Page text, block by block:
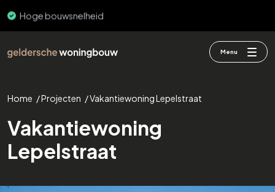
Hoge bouwsnelheid
Menu
Home /Projecten /Vakantiewoning Lepelstraat
Vakantiewoning
Lepelstraat